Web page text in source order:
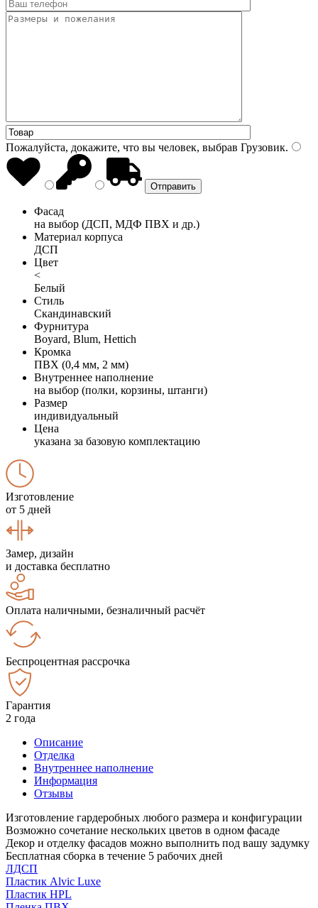
Пожалуйста, докажите, что вы человек, выбрав Грузовик.
Фасад
на выбор (ДСП, МДФ ПВХ и др.)
Материал корпуса
ДСП
Цвет
<
Белый
Стиль
Скандинавский
Фурнитура
Boyard, Blum, Hettich
Кромка
ПВХ (0,4 мм, 2 мм)
Внутреннее наполнение
на выбор (полки, корзины, штанги)
Размер
индивидуальный
Цена
указана за базовую комплектацию
Изготовление
от 5 дней
Замер, дизайн
и доставка бесплатно
Оплата наличными, безналичный расчёт
Беспроцентная рассрочка
Гарантия
2 года
Описание
Отделка
Внутреннее наполнение
Информация
Отзывы
Изготовление гардеробных любого размера и конфигурации
Возможно сочетание нескольких цветов в одном фасаде
Декор и отделку фасадов можно выполнить под вашу задумку
Бесплатная сборка в течение 5 рабочих дней
ЛДСП
Пластик Alvic Luxe
Пластик HPL